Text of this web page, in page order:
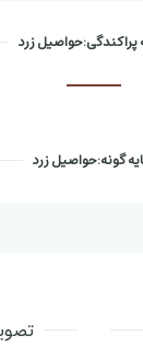
زرد
گونه:حواصیل زرد